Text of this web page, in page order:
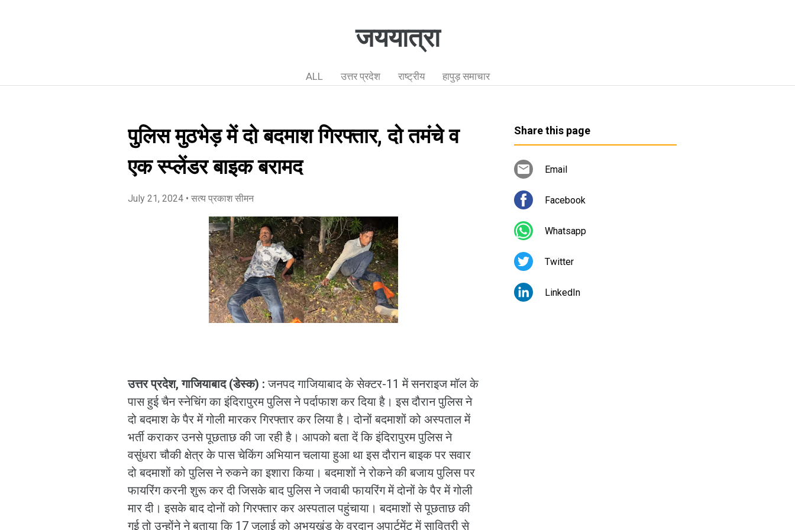
जययात्रा
ALL उत्तर प्रदेश राष्ट्रीय हापुड़ समाचार
पुलिस मुठभेड़ में दो बदमाश गिरफ्तार, दो तमंचे व
एक स्प्लेंडर बाइक बरामद
July 21, 2024 • सत्य प्रकाश सीमन
उत्तर प्रदेश, गाजियाबाद (डेस्क) : जनपद गाजियाबाद के सेक्टर-11 में सनराइज मॉल के
पास हुई चैन स्नेचिंग का इंदिरापुरम पुलिस ने पर्दाफाश कर दिया है। इस दौरान पुलिस ने
दो बदमाश के पैर में गोली मारकर गिरफ्तार कर लिया है। दोनों बदमाशों को अस्पताल में
भर्ती कराकर उनसे पूछताछ की जा रही है। आपको बता दें कि इंदिरापुरम पुलिस ने
वसुंधरा चौकी क्षेत्र के पास चेकिंग अभियान चलाया हुआ था इस दौरान बाइक पर सवार
दो बदमाशों को पुलिस ने रुकने का इशारा किया। बदमाशों ने रोकने की बजाय पुलिस पर
फायरिंग करनी शुरू कर दी जिसके बाद पुलिस ने जवाबी फायरिंग में दोनों के पैर में गोली
मार दी। इसके बाद दोनों को गिरफ्तार कर अस्पताल पहुंचाया। बदमाशों से पूछताछ की
गई तो उन्होंने ने बताया कि 17 जुलाई को अभयखंड के वरदान अपार्टमेंट में सावित्री से
Share this page
Email
Facebook
Whatsapp
Twitter
LinkedIn